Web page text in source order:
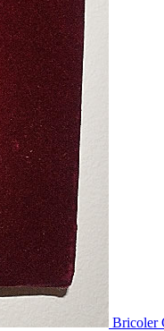
Bricoler